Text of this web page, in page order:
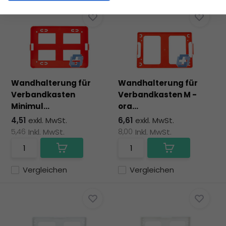
Wandhalterung für
Verbandkasten
Minimul...
Vergleichen
4,51 exkl. MwSt.
5,46 Inkl. MwSt.
Wandhalterung für
Verbandkasten M -
ora...
Vergleichen
6,61 exkl. MwSt.
8,00 Inkl. MwSt.